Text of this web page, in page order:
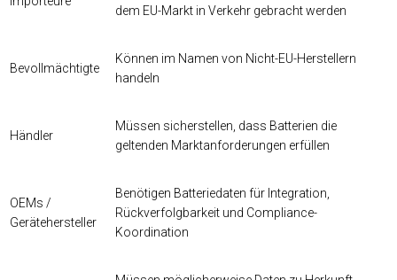
dem EU-Markt in Verkehr gebracht werden
Bevollmächtigte
Können im Namen von Nicht-EU-Herstellern
handeln
Händler
Müssen sicherstellen, dass Batterien die
geltenden Marktanforderungen erfüllen
OEMs /
Gerätehersteller
Benötigen Batteriedaten für Integration,
Rückverfolgbarkeit und Compliance-
Koordination